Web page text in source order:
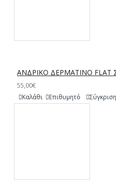
ΑΝΔΡΙΚΟ ΔΕΡΜΑΤΙΝΟ
55,00€
Καλάθι Επιθυμητό Σύγκριση